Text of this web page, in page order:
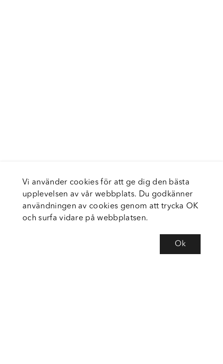
Vi använder cookies för att ge dig den bästa
upplevelsen av vår webbplats. Du godkänner
användningen av cookies genom att trycka OK
och surfa vidare på webbplatsen.
Ok